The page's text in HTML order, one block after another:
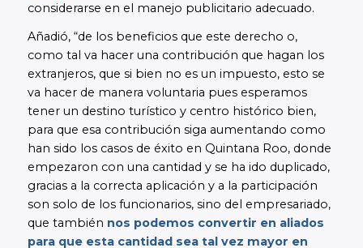
considerarse en el manejo publicitario adecuado.
Añadió, “de los beneficios que este derecho o,
como tal va hacer una contribución que hagan los
extranjeros, que si bien no es un impuesto, esto se
va hacer de manera voluntaria pues esperamos
tener un destino turístico y centro histórico bien,
para que esa contribución siga aumentando como
han sido los casos de éxito en Quintana Roo, donde
empezaron con una cantidad y se ha ido duplicado,
gracias a la correcta aplicación y a la participación
son solo de los funcionarios, sino del empresariado,
que también nos podemos convertir en aliados
para que esta cantidad sea tal vez mayor en